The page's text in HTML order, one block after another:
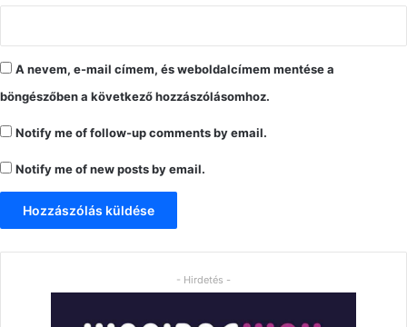
A nevem, e-mail címem, és weboldalcímem mentése a
böngészőben a következő hozzászólásomhoz.
Notify me of follow-up comments by email.
Notify me of new posts by email.
- Hirdetés -